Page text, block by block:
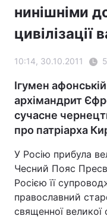
нинішніми
цивілізації
10:14, 30.10.2011
Ігумен
архімандрит
сучасне
про патріарха
У Росію прибула
Чесний Пояс
Росією її
православний
священної великої